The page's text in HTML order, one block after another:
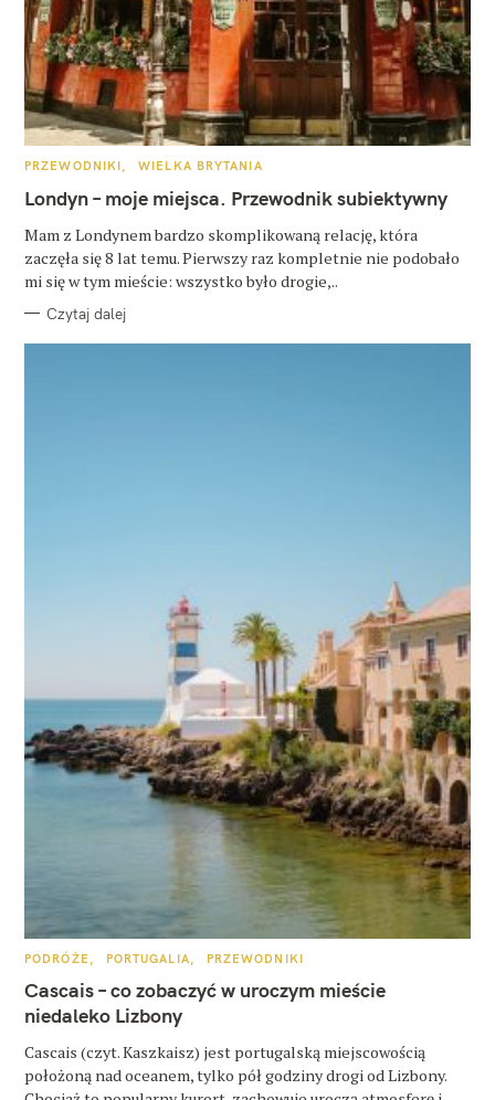
K
T
E
O
R
I
PRZEWODNIKI WIELKA BRYTANIA
Londyn – moje miejsca. Przewodnik subiektywny
Mam z Londynem bardzo skomplikowaną relację, która
zaczęła się 8 lat temu. Pierwszy raz kompletnie nie podobało
mi się w tym mieście: wszystko było drogie,..
Czytaj dalej
K
T
E
G
O
I
E
PODRÓŻE PORTUGALIA PRZEWODNIKI
Cascais – co zobaczyć w uroczym mieście
niedaleko Lizbony
Cascais (czyt. Kaszkaisz) jest portugalską miejscowością
położoną nad oceanem, tylko pół godziny drogi od Lizbony.
W
y
a
j
: